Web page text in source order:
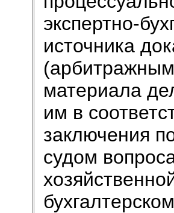
экспертно-
источника
материала
им в
заключения
судом